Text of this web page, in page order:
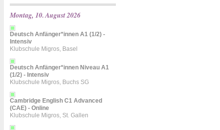
Montag, 10. August 2026
Deutsch Anfänger*innen A1 (1/2) -
Intensiv
Klubschule Migros, Basel
Deutsch Anfänger*innen Niveau A1
(1/2) - Intensiv
Klubschule Migros, Buchs SG
Cambridge English C1 Advanced
(CAE) - Online
Klubschule Migros, St. Gallen